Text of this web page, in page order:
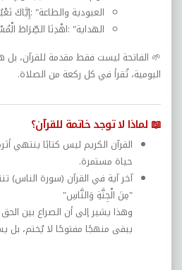
العبودية والطاعة: "إِيَّاكَ
الهداية: "اهْدِنَا الصِّرَاطَ
🌱 الفاتحة ليست فقط مقدمة للقرآن،
اليومية، تُقرأ في كل ركعة من الصلاة.
📖 لماذا لا توجد خاتمة للقرآن؟
القرآن الكريم ليس كتابًا ينتهي
حياة مستمرة.
آخر آية في القرآن (سورة الناس)
"مِنَ الْجِنَّةِ وَالنَّاسِ"
وهذا يشير إلى أن الصراع بين
يبقى منهجًا مفتوحًا لا يُختم، بل